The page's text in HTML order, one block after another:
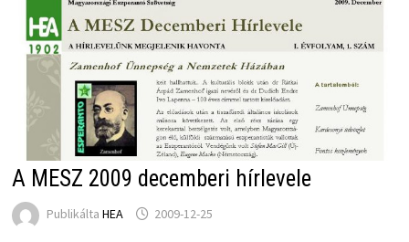
A MESZ 2009 decemberi hírlevele
Publikálta HEA 2009-12-25